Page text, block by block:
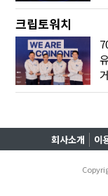
크립토워치
회사소개 이